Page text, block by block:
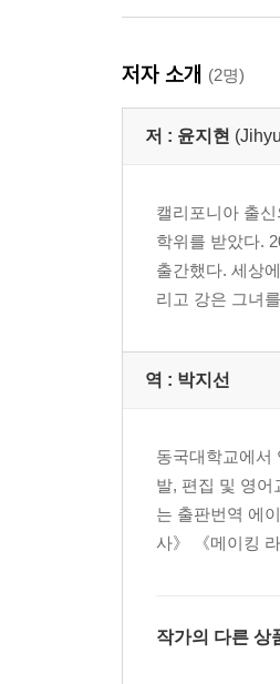
저자 소개 (2명)
저 : 윤지현
캘리포니아 출
학위를 받았다.
출간했다. 세상
리고 강은 그녀
역 : 박지선
동국대학교에서
발, 편집 및 영
는 출판번역 에
사》 《메이킹
작가의 다른 상